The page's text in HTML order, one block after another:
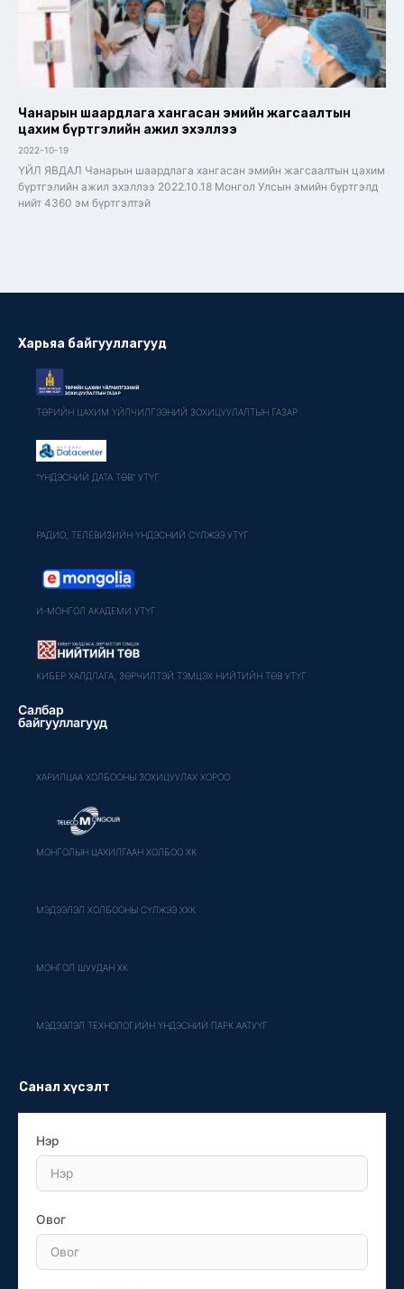
Чанарын шаардлага хангасан эмийн жагсаалтын
цахим бүртгэлийн ажил эхэллээ
2022-10-19
ҮЙЛ ЯВДАЛ Чанарын шаардлага хангасан эмийн жагсаалтын цахим
бүртгэлийн ажил эхэллээ 2022.10.18 Монгол Улсын эмийн бүртгэлд
нийт 4360 эм бүртгэлтэй
Харьяа байгууллагууд
ТӨРИЙН ЦАХИМ ҮЙЛЧИЛГЭЭНИЙ ЗОХИЦУУЛАЛТЫН ГАЗАР
"ҮНДЭСНИЙ ДАТА ТӨВ" УТҮГ
РАДИО, ТЕЛЕВИЗИЙН ҮНДЭСНИЙ СҮЛЖЭЭ УТҮГ
И-МОНГОЛ АКАДЕМИ УТҮГ
КИБЕР ХАЛДЛАГА, ЗӨРЧИЛТЭЙ ТЭМЦЭХ НИЙТИЙН ТӨВ УТҮГ
Салбар
байгууллагууд
ХАРИЛЦАА ХОЛБООНЫ ЗОХИЦУУЛАХ ХОРОО
МОНГОЛЫН ЦАХИЛГААН ХОЛБОО ХК
МЭДЭЭЛЭЛ ХОЛБООНЫ СҮЛЖЭЭ ХХК
МОНГОЛ ШУУДАН ХК
МЭДЭЭЛЭЛ ТЕХНОЛОГИЙН ҮНДЭСНИЙ ПАРК ААТУҮГ
Санал хүсэлт
Нэр
Овог